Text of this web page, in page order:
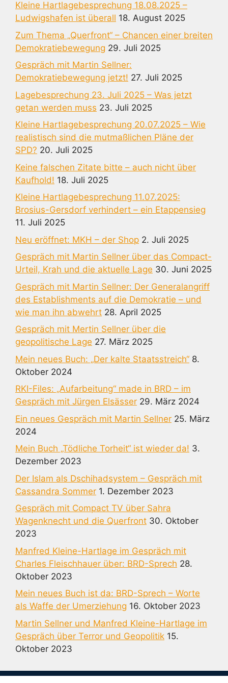
Kleine Hartlagebesprechung 18.08.2025 –
Ludwigshafen ist überall 18. August 2025
Zum Thema „Querfront“ – Chancen einer breiten
Demokratiebewegung 29. Juli 2025
Gespräch mit Martin Sellner:
Demokratiebewegung jetzt! 27. Juli 2025
Lagebesprechung 23. Juli 2025 – Was jetzt
getan werden muss 23. Juli 2025
Kleine Hartlagebesprechung 20.07.2025 – Wie
realistisch sind die mutmaßlichen Pläne der
SPD? 20. Juli 2025
Keine falschen Zitate bitte – auch nicht über
Kaufhold! 18. Juli 2025
Kleine Hartlagebesprechung 11.07.2025:
Brosius-Gersdorf verhindert – ein Etappensieg
11. Juli 2025
Neu eröffnet: MKH – der Shop 2. Juli 2025
Gespräch mit Martin Sellner über das Compact-
Urteil, Krah und die aktuelle Lage 30. Juni 2025
Gespräch mit Martin Sellner: Der Generalangriff
des Establishments auf die Demokratie – und
wie man ihn abwehrt 28. April 2025
Gespräch mit Mertin Sellner über die
geopolitische Lage 27. März 2025
Mein neues Buch: „Der kalte Staatsstreich“ 8.
Oktober 2024
RKI-Files: „Aufarbeitung“ made in BRD – im
Gespräch mit Jürgen Elsässer 29. März 2024
Ein neues Gespräch mit Martin Sellner 25. März
2024
Mein Buch „Tödliche Torheit“ ist wieder da! 3.
Dezember 2023
Der Islam als Dschihadsystem – Gespräch mit
Cassandra Sommer 1. Dezember 2023
Gespräch mit Compact TV über Sahra
Wagenknecht und die Querfront 30. Oktober
2023
Manfred Kleine-Hartlage im Gespräch mit
Charles Fleischhauer über: BRD-Sprech 28.
Oktober 2023
Mein neues Buch ist da: BRD-Sprech – Worte
als Waffe der Umerziehung 16. Oktober 2023
Martin Sellner und Manfred Kleine-Hartlage im
Gespräch über Terror und Geopolitik 15.
Oktober 2023